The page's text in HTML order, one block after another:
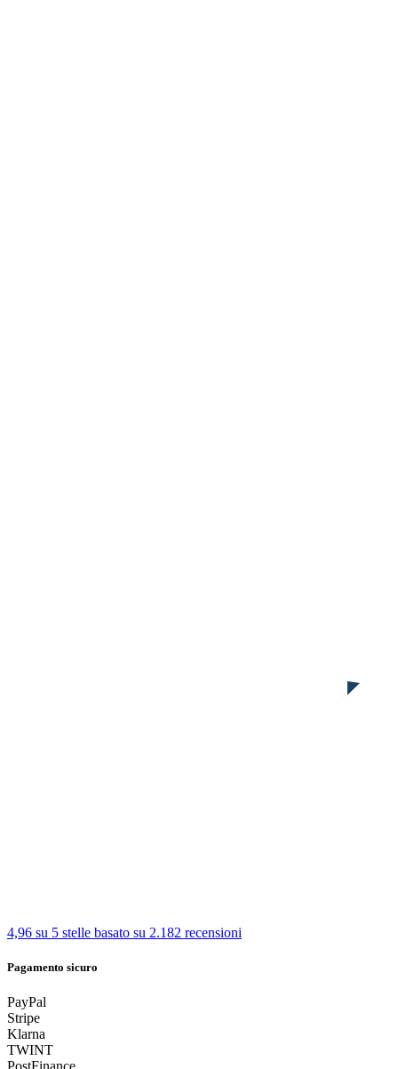
4,96 su 5 stelle basato su 2.182 recensioni
Pagamento sicuro
PayPal
Stripe
Klarna
TWINT